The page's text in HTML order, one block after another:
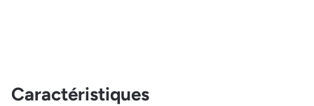
Caractéristiques